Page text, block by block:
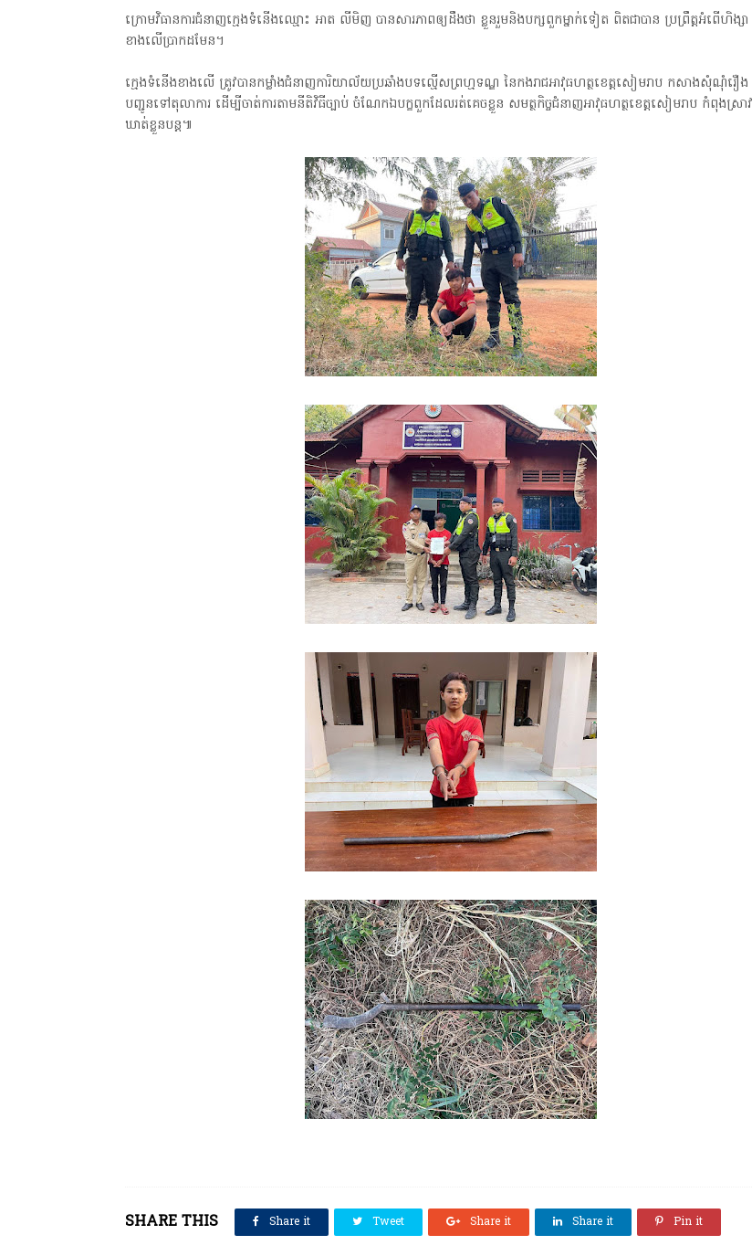
ក្រោមវិធានការជំនាញក្មេងទំនើងឈ្មោះ អាត លីមិញ បានសារភាពឲ្យដឹងថា ខ្លួនរួមនិងបក្សពួកម្នាក់ទៀត ពិតជាបាន ប្រព្រឹត្តអំពើហិង្សា
ខាងលើប្រាកដមែន។
ក្មេងទំនើងខាងលើ ត្រូវបានកម្លាំងជំនាញការិយាល័យប្រឆាំងបទល្មើសព្រហ្មទណ្ឌ នៃកងរាជអាវុធហត្ថខេត្តសៀមរាប កសាងសុំណុំរឿង
បញ្ជូនទៅតុលាការ ដើម្បីចាត់ការតាមនីតិវិធីច្បាប់ ចំណែកឯបក្ខពួកដែលរត់គេចខ្លួន សមត្ថកិច្ចជំនាញអាវុធហត្ថខេត្តសៀមរាប កំពុងស្រាវ
ឃាត់ខ្លួនបន្ត៕
SHARE THIS Share it Tweet Share it Share it Pin it
ានច្បាប់អនុញ្ញាតិដោយក្រសួងពាណិជ្ជកម្ម ក្រសួងការងារ ក្រសួងព័ត៌មាន * ក្រមសិលធម៌ វិជ្ជាជីវៈ ត្រូវបានអនុវត្ត ជាកត្តាចម្បង ព្រមទទួលមតិរិ